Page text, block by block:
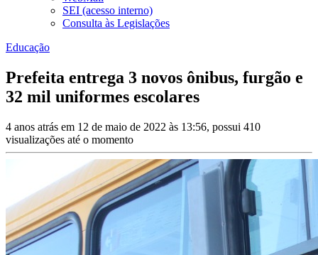
SEI (acesso interno)
Consulta às Legislações
Educação
Prefeita entrega 3 novos ônibus, furgão e
32 mil uniformes escolares
4 anos atrás em 12 de maio de 2022 às 13:56, possui 410
visualizações até o momento